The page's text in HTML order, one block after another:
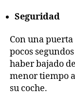
Seguridad
Con una
pocos
haber bajado
menor tiempo
su coche.